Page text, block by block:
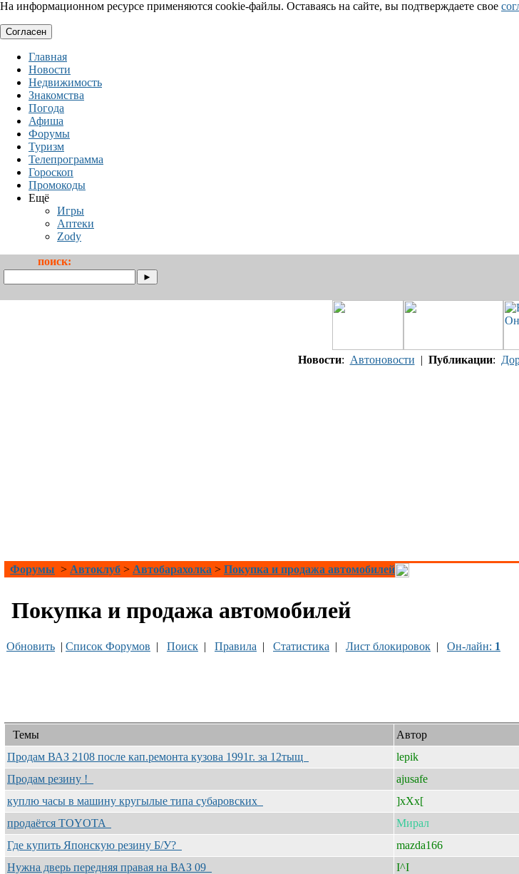
На информационном ресурсе применяются cookie-файлы. Оставаясь на сайте, вы подтверждаете свое
Согласен
Главная
Новости
Недвижимость
Знакомства
Погода
Афиша
Форумы
Туризм
Телепрограмма
Гороскоп
Промокоды
Ещё
Игры
Аптеки
Zody
поиск:
Новости: Автоновости | Публикации:
Форумы > Автоклуб > Автобарахолка > Покупка и продажа автомобилей
Покупка и продажа автомобилей
Обновить | Список Форумов | Поиск | Правила | Статистика | Лист блокировок | Он-лайн: 1
Темы Автор
Продам ВАЗ 2108 после кап.ремонта кузова 1991г. за 12тыщ
lepik
Продам резину !
ajusafe
куплю часы в машину кругылые типа субаровских
]xXx[
продаётся TOYOTA
Мирал
Где купить Японскую резину Б/У?
mazda166
Нужна дверь передняя правая на ВАЗ 09
I^I